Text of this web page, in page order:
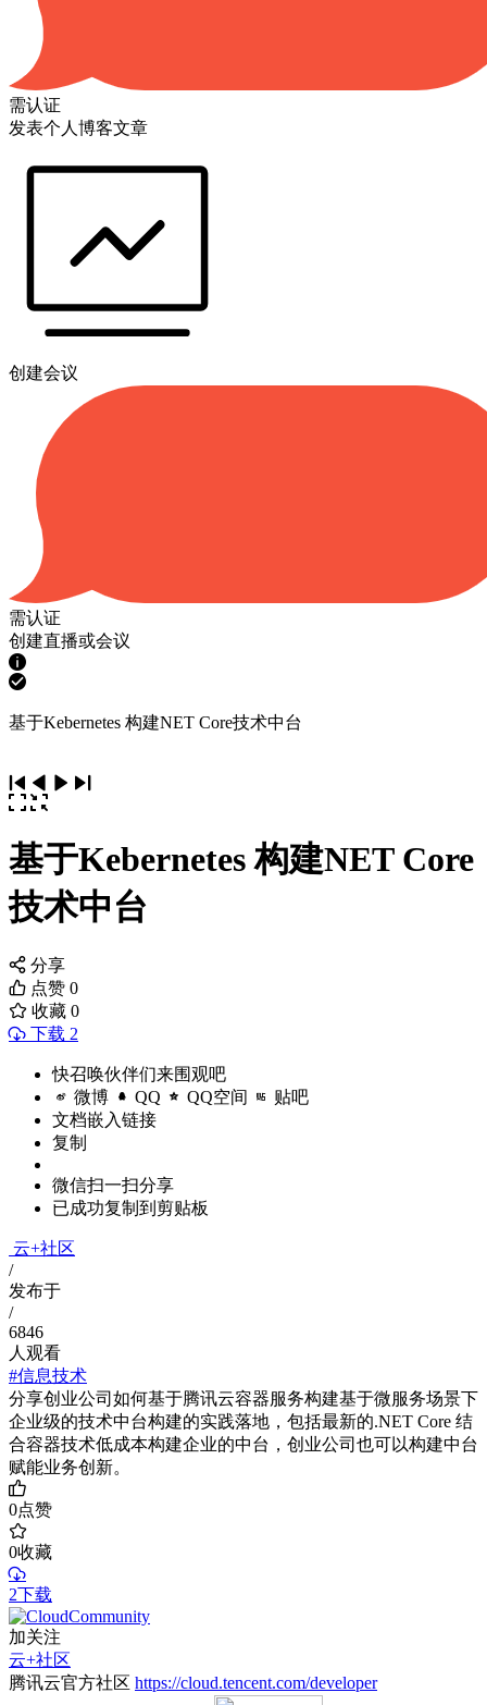
需认证
发表个人博客文章
创建会议
需认证
创建直播或会议
基于Kebernetes 构建NET Core技术中台
基于Kebernetes 构建NET Core
技术中台
分享
点赞 0
收藏 0
下载 2
快召唤伙伴们来围观吧
微博 QQ QQ空间 贴吧
文档嵌入链接
复制
微信扫一扫分享
已成功复制到剪贴板
云+社区
/
发布于
/
6846
人观看
#信息技术
分享创业公司如何基于腾讯云容器服务构建基于微服务场景下
企业级的技术中台构建的实践落地，包括最新的.NET Core 结
合容器技术低成本构建企业的中台，创业公司也可以构建中台
赋能业务创新。
0点赞
0收藏
2下载
加关注
云+社区
腾讯云官方社区 https://cloud.tencent.com/developer